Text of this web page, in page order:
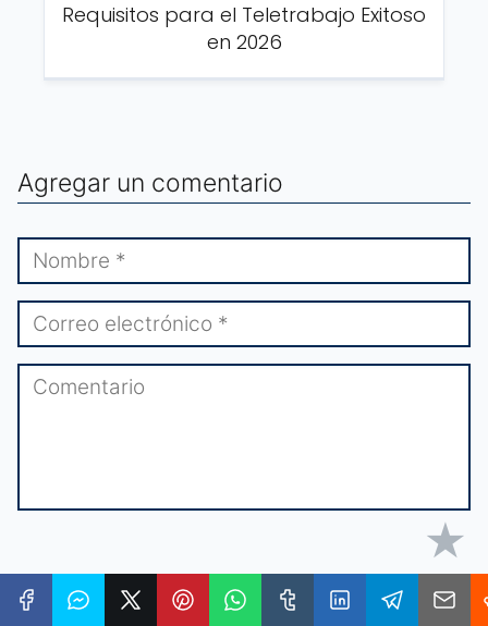
Requisitos para el Teletrabajo Exitoso
en 2026
Agregar un comentario
★
★